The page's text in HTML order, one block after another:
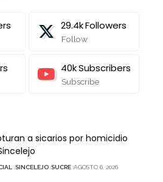
29.4kFollowers
Follow
40kSubscribers
Subscribe
a sicarios por homicidio
SINCELEJO SUCRE AGOSTO 6, 2026